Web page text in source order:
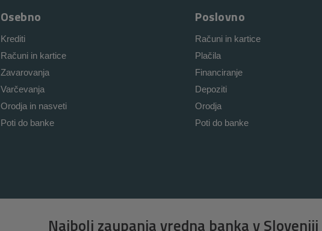
Osebno
Krediti
Računi in kartice
Zavarovanja
Varčevanja
Orodja in nasveti
Poti do banke
Poslovno
Računi in kartice
Plačila
Financiranje
Depoziti
Orodja
Poti do banke
Najbolj zaupanja vredna banka v Sloveniji